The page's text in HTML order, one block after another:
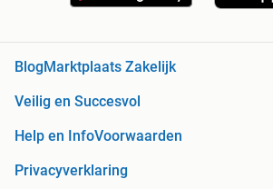
Blog Marktplaats Zakelijk
Veilig en Succesvol
Help en InfoVoorwaarden
Privacyverklaring